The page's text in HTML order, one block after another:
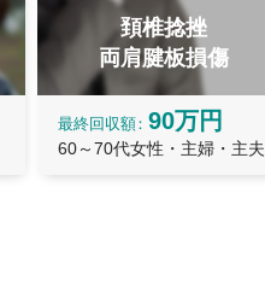
頚椎捻挫
両肩腱板損傷
最終回収額 90万円
60～70代女性・主婦・主夫